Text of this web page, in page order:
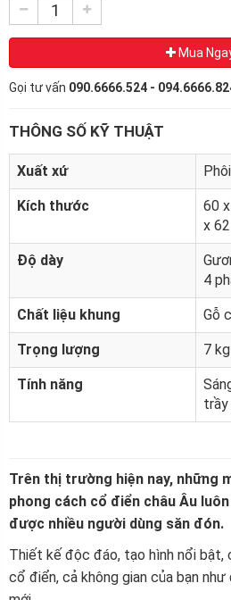
Mua
Gọi tư vấn 090.6666.524 -
THÔNG SỐ KỸ THUẬT
Xuất xứ
Kích thước
60
x
Độ dày
4
Chất liệu khung Gỗ
Trọng lượng 7 kg
Tính năng
trầy
Trên thị trường hiện nay, những
phong cách cổ điển châu Âu
được nhiều người dùng săn đón.
Thiết kế độc đáo, tạo hình nổi
cổ điển, cả không gian của bạn